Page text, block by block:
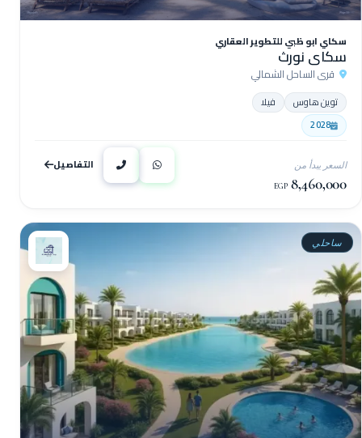
سكاي ابو ظبي للتطوير العقاري
سكاى نورث
قرى الساحل الشمالي
توين هاوس
فيلا
2028
السعر يبدأ من
8,460,000
EGP
التفاصيل
ساحلي